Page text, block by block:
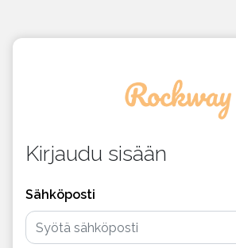
Kirjaudu sisään
Sähköposti